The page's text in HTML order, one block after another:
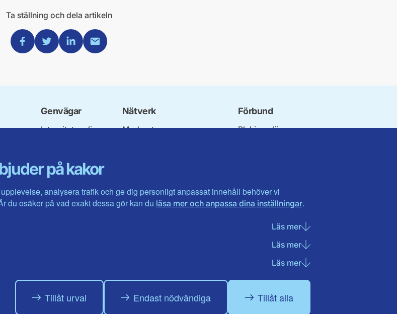
på kakor
analysera trafik och ge dig personligt anpassat innehåll behöver vi
du osäker på vad exakt dessa gör kan du läsa mer och anpassa dina inställningar.
Läs merom Nödvändiga cookies
Läs merom Statistik cookies
Läs merom Marknadsföring
Tillåt urval Endast nödvändiga Tillåt alla
Ta ställning och dela artikeln
Dela via Facebook
Dela via Twitter
Dela via Linkedin
Dela via Mail
Genvägar
Integritetspolicy
Intranätet
Nätverk
Moderata
Jarl Hjalmarson
Stiftelsen
Företagarrådet
Förbund
Blekinge län
Visa fler ...